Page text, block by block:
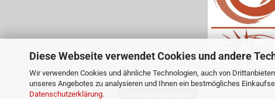
Diese Webseite verwendet Cookies und andere
Wir verwenden Cookies und ähnliche Technologien, auch von
unseres Angebotes zu analysieren und Ihnen ein bestmögliches
Datenschutzerklärung.